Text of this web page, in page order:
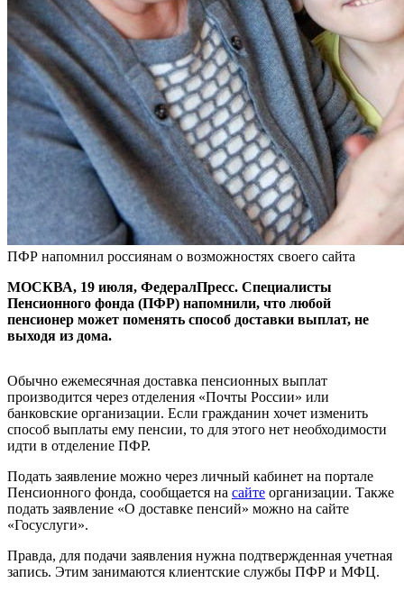
ПФР напомнил россиянам о возможностях своего сайта
МОСКВА, 19 июля, ФедералПресс. Специалисты
Пенсионного фонда (ПФР) напомнили, что любой
пенсионер может поменять способ доставки выплат, не
выходя из дома.
Обычно ежемесячная доставка пенсионных выплат
производится через отделения «Почты России» или
банковские организации. Если гражданин хочет изменить
способ выплаты ему пенсии, то для этого нет необходимости
идти в отделение ПФР.
Подать заявление можно через личный кабинет на портале
Пенсионного фонда, сообщается на сайте организации. Также
подать заявление «О доставке пенсий» можно на сайте
«Госуслуги».
Правда, для подачи заявления нужна подтвержденная учетная
запись. Этим занимаются клиентские службы ПФР и МФЦ.